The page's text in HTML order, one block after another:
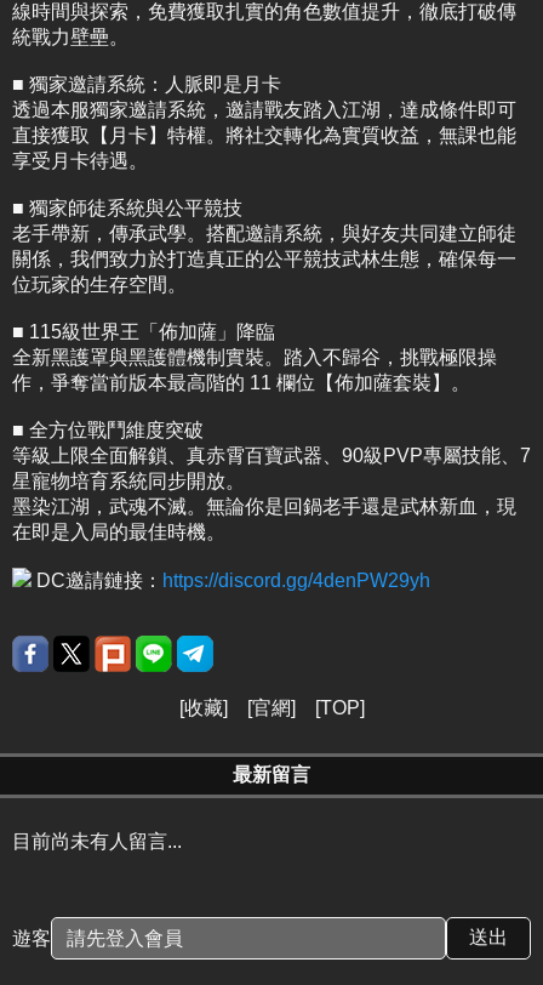
線時間與探索，免費獲取扎實的角色數值提升，徹底打破傳
統戰力壁壘。
■ 獨家邀請系統：人脈即是月卡
透過本服獨家邀請系統，邀請戰友踏入江湖，達成條件即可
直接獲取【月卡】特權。將社交轉化為實質收益，無課也能
享受月卡待遇。
■ 獨家師徒系統與公平競技
老手帶新，傳承武學。搭配邀請系統，與好友共同建立師徒
關係，我們致力於打造真正的公平競技武林生態，確保每一
位玩家的生存空間。
■ 115級世界王「佈加薩」降臨
全新黑護罩與黑護體機制實裝。踏入不歸谷，挑戰極限操
作，爭奪當前版本最高階的 11 欄位【佈加薩套裝】。
■ 全方位戰鬥維度突破
等級上限全面解鎖、真赤霄百寶武器、90級PVP專屬技能、7
星寵物培育系統同步開放。
墨染江湖，武魂不滅。無論你是回鍋老手還是武林新血，現
在即是入局的最佳時機。
DC邀請鏈接： https://discord.gg/4denPW29yh
[收藏] [官網] [TOP]
最新留言
目前尚未有人留言...
遊客